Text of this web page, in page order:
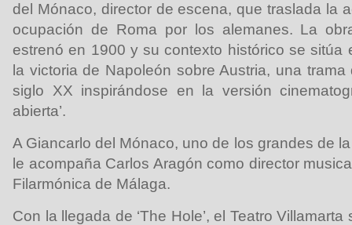
del Mónaco, director de escena, que traslada la
ocupación de Roma por los alemanes. La
estrenó en 1900 y su contexto histórico se sitúa
la victoria de Napoleón sobre Austria, una
siglo XX inspirándose en la versión
abierta’.
A Giancarlo del Mónaco, uno de los grandes de
le acompaña Carlos Aragón como director
Filarmónica de Málaga.
Con la llegada de ‘The Hole’, el Teatro